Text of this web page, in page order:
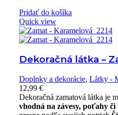
Pridať do košíka
Quick view
Dekoračná látka –
Doplnky a dekorácie, Látky -
12,99 €
Dekoračná zamatová látka je
vhodná na závesy, poťahy či